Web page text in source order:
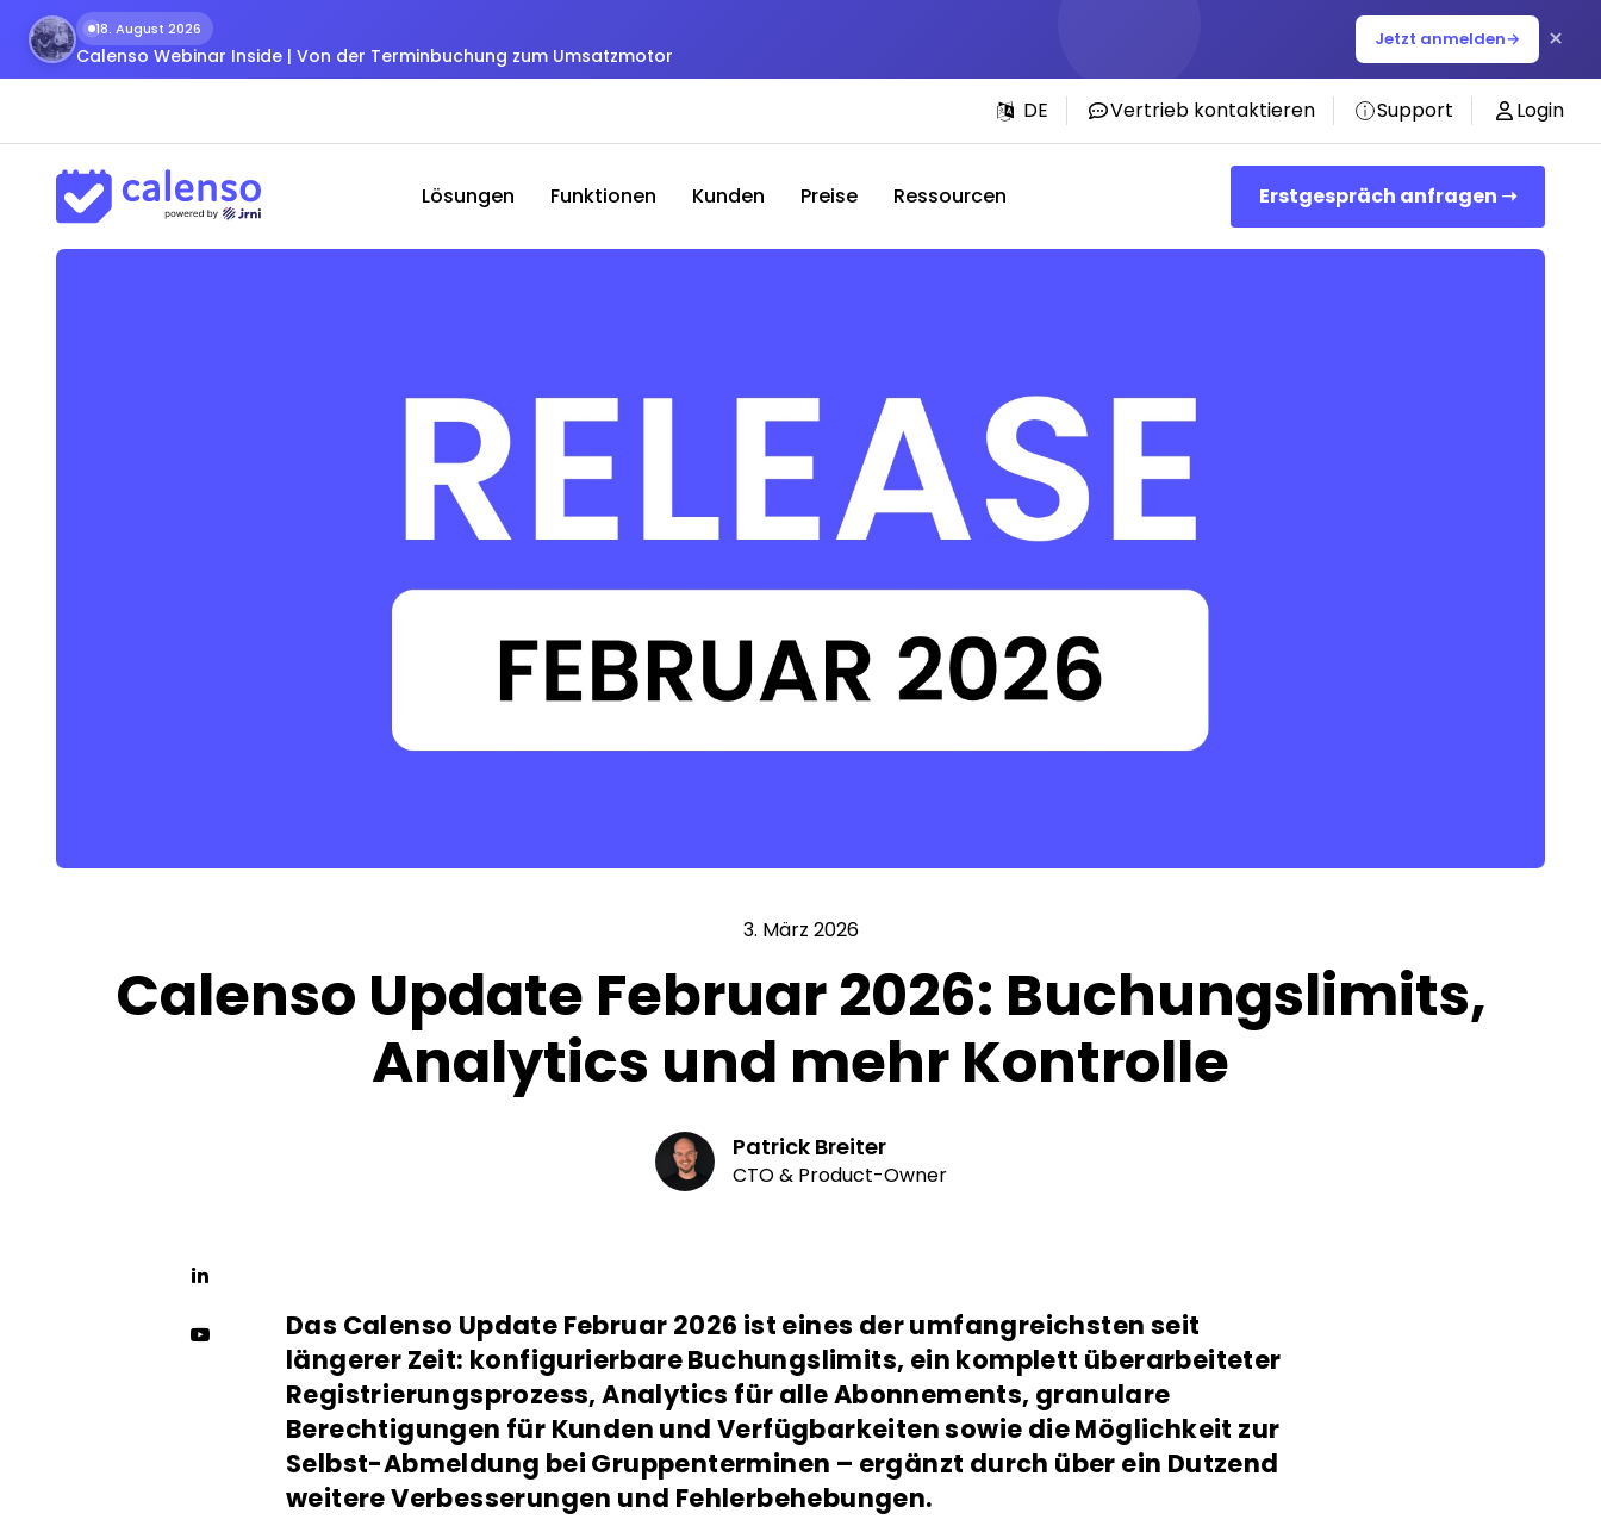
18. August 2026
Calenso Webinar Inside | Von der Terminbuchung zum Umsatzmotor
Jetzt anmelden→ ×
DE Vertrieb kontaktieren Support Login
Erstgespräch anfragen ➝
Lösungen Funktionen Kunden Preise Ressourcen
3. März 2026
Calenso Update Februar 2026: Buchungslimits,
Analytics und mehr Kontrolle
Patrick Breiter
CTO & Product-Owner
Das Calenso Update Februar 2026 ist eines der umfangreichsten seit
längerer Zeit: konfigurierbare Buchungslimits, ein komplett überarbeiteter
Registrierungsprozess, Analytics für alle Abonnements, granulare
Berechtigungen für Kunden und Verfügbarkeiten sowie die Möglichkeit zur
Selbst-Abmeldung bei Gruppenterminen – ergänzt durch über ein Dutzend
weitere Verbesserungen und Fehlerbehebungen.